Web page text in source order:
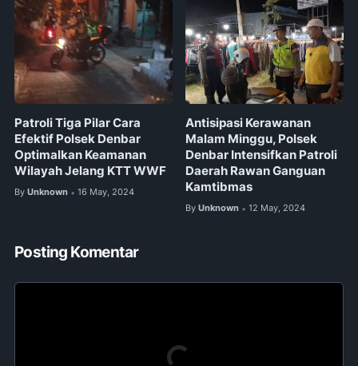
Patroli Tiga Pilar Cara
Efektif Polsek Denbar
Optimalkan Keamanan
Wilayah Jelang KTT WWF
By Unknown • 16 May, 2024
Antisipasi Kerawanan
Malam Minggu, Polsek
Denbar Intensifkan Patroli
Daerah Rawan Ganguan
Kamtibmas
By Unknown • 12 May, 2024
Posting Komentar